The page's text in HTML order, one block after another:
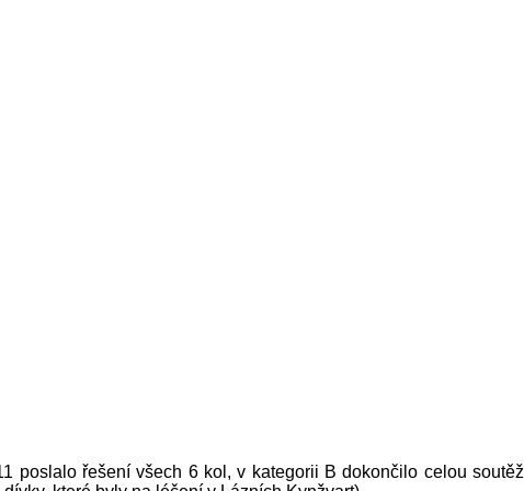
poslalo řešení všech 6 kol, v kategorii B dokončilo celou soutěž